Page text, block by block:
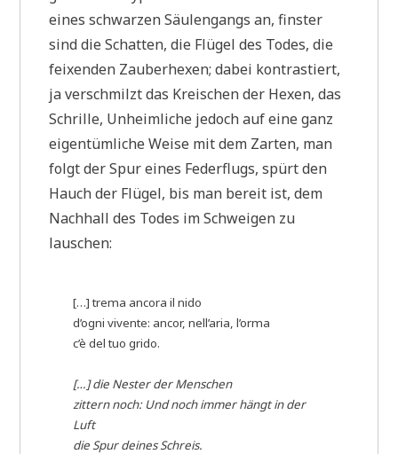
eines schwarzen Säulengangs an, finster
sind die Schatten, die Flügel des Todes, die
feixenden Zauberhexen; dabei kontrastiert,
ja verschmilzt das Kreischen der Hexen, das
Schrille, Unheimliche jedoch auf eine ganz
eigentümliche Weise mit dem Zarten, man
folgt der Spur eines Federflugs, spürt den
Hauch der Flügel, bis man bereit ist, dem
Nachhall des Todes im Schweigen zu
lauschen:
[…] trema ancora il nido
d’ogni vivente: ancor, nell’aria, l’orma
c’è del tuo grido.
[…] die Nester der Menschen
zittern noch: Und noch immer hängt in der
Luft
die Spur deines Schreis.